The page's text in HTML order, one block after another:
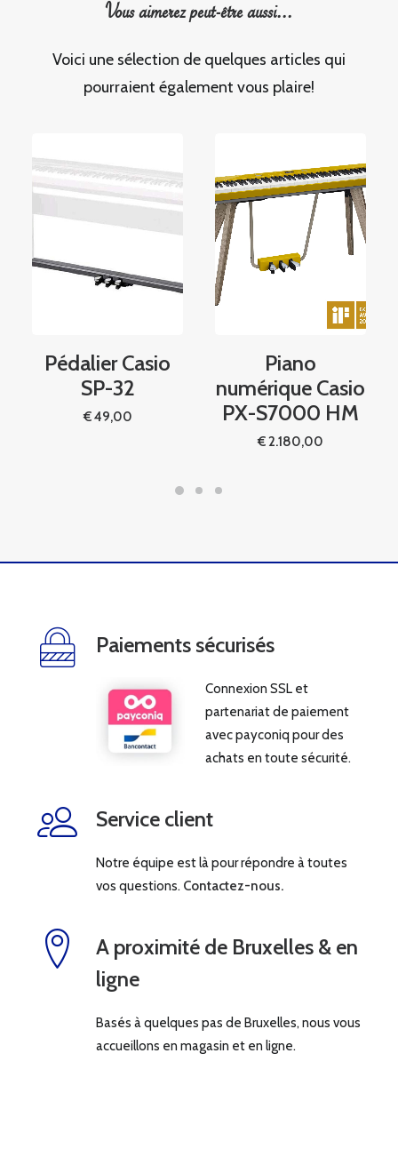
Vous aimerez peut-être aussi...
Voici une sélection de quelques articles qui
pourraient également vous plaire!
Pédalier Casio
SP-32
€49,00
Piano
numérique Casio
PX-S7000 HM
€2.180,00
Paiements sécurisés
Connexion SSL et
partenariat de paiement
avec payconiq pour des
achats en toute sécurité.
Service client
Notre équipe est là pour répondre à toutes
vos questions. Contactez-nous.
A proximité de Bruxelles & en
ligne
Basés à quelques pas de Bruxelles, nous vous
accueillons en magasin et en ligne.